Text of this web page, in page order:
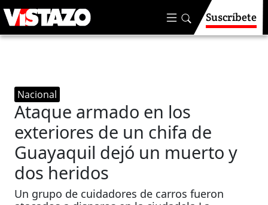
Suscríbete
Nacional
Ataque armado en los
exteriores de un chifa de
Guayaquil dejó un muerto y
dos heridos
Un grupo de cuidadores de carros fueron